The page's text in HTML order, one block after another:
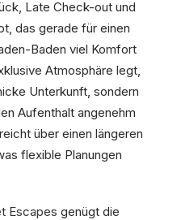
Late Check-out und
das gerade für einen
Baden viel Komfort
Atmosphäre legt,
Unterkunft, sondern
Aufenthalt angenehm
über einen längeren
flexible Planungen
Escapes genügt die